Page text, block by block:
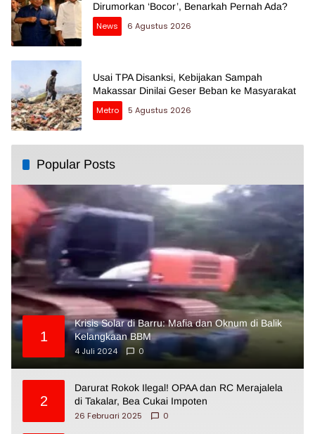
Dirumorkan ‘Bocor’, Benarkah Pernah Ada?
News
6 Agustus 2026
Usai TPA Disanksi, Kebijakan Sampah
Makassar Dinilai Geser Beban ke Masyarakat
Metro
5 Agustus 2026
Popular Posts
1
Krisis Solar di Barru: Mafia dan Oknum di Balik
Kelangkaan BBM
4 Juli 2024
0
2
Darurat Rokok Ilegal! OPAA dan RC Merajalela
di Takalar, Bea Cukai Impoten
26 Februari 2025
0